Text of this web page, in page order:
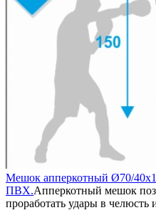
Мешок апперкотный Ø70/
ПВХ.Апперкотный мешок
проработать удары в челюсть